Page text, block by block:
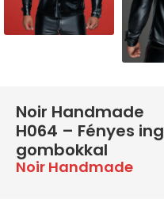
Noir Handmade
H064 – Fényes ing
gombokkal
Noir Handmade